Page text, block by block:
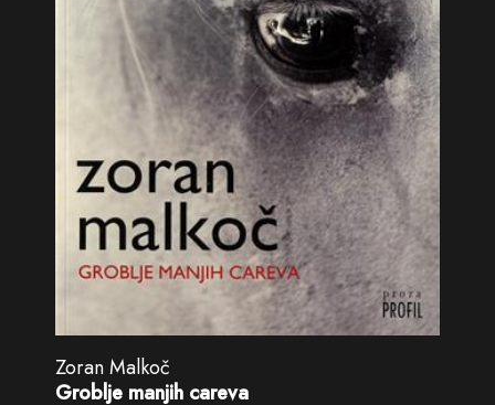
Zoran Malkoč
Groblje manjih careva